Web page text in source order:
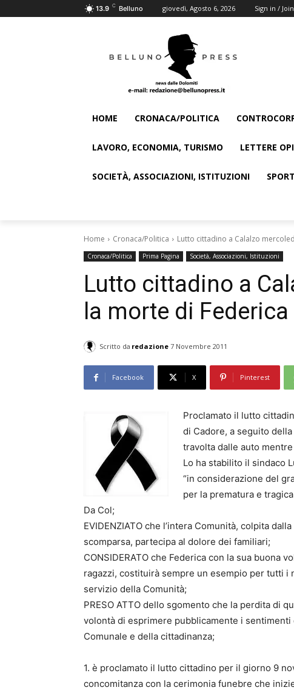
13.9 C Belluno giovedì, Agosto 6, 2026 Sign in / Join
HOME CRONACA/POLITICA
LAVORO, ECONOMIA, TURISMO LETTERE
SOCIETÀ, ASSOCIAZIONI, ISTITUZIONI
Home Cronaca/Politica Lutto cittadino a Calalzo
Cronaca/Politica Prima Pagina Società, Associazioni, Istituzioni
Lutto cittadino a
la morte di Federica
Scritto da redazione 7 Novembre 2011
Facebook X Pinterest
Proclamato il lutto
di Cadore, a seguito
travolta dalle auto
Lo ha stabilito il sindaco
“in considerazione del
per la prematura e
Da Col;
EVIDENZIATO che l’intera Comunità, colpita
scomparsa, partecipa al dolore dei familiari;
CONSIDERATO che Federica con la sua buona
ragazzi, costituirà sempre un esempio per tutti
servizio della Comunità;
PRESO ATTO dello sgomento che la perdita di
volontà di esprimere pubblicamente i
Comunale e della cittadinanza;
1. è proclamato il lutto cittadino per il giorno 9
concomitanza con la cerimonia funebre che